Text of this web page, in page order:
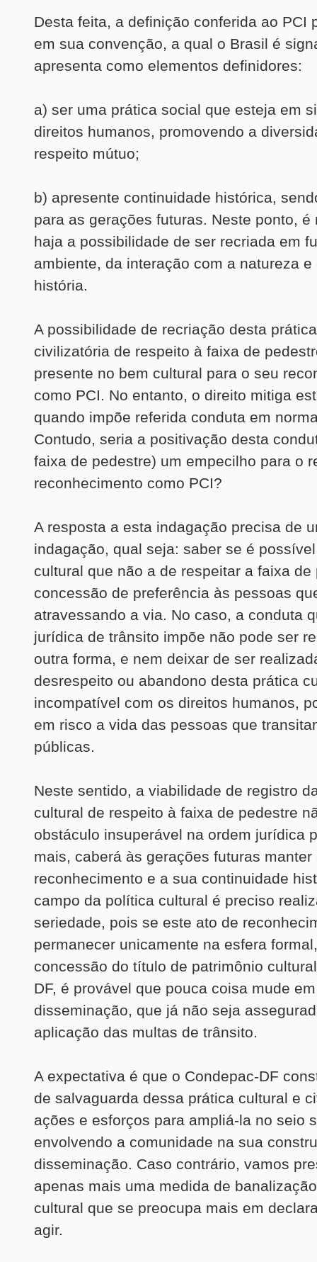
Desta feita, a definição conferida ao PCI
em sua convenção, a qual o Brasil é
apresenta como elementos definidores:
a) ser uma prática social que esteja em
direitos humanos, promovendo a
respeito mútuo;
b) apresente continuidade histórica,
para as gerações futuras. Neste ponto, é
haja a possibilidade de ser recriada em
ambiente, da interação com a natureza e
história.
A possibilidade de recriação desta
civilizatória de respeito à faixa de
presente no bem cultural para o seu
como PCI. No entanto, o direito mitiga
quando impõe referida conduta em
Contudo, seria a positivação desta
faixa de pedestre) um empecilho para o
reconhecimento como PCI?
A resposta a esta indagação precisa de
indagação, qual seja: saber se é
cultural que não a de respeitar a faixa de
concessão de preferência às pessoas
atravessando a via. No caso, a conduta
jurídica de trânsito impõe não pode ser
outra forma, e nem deixar de ser
desrespeito ou abandono desta prática
incompatível com os direitos humanos,
em risco a vida das pessoas que
públicas.
Neste sentido, a viabilidade de registro
cultural de respeito à faixa de pedestre
obstáculo insuperável na ordem jurídica
mais, caberá às gerações futuras manter
reconhecimento e a sua continuidade
campo da política cultural é preciso
seriedade, pois se este ato de
permanecer unicamente na esfera
concessão do título de patrimônio
DF, é provável que pouca coisa mude
disseminação, que já não seja
aplicação das multas de trânsito.
A expectativa é que o Condepac-DF
de salvaguarda dessa prática cultural e
ações e esforços para ampliá-la no seio
envolvendo a comunidade na sua
disseminação. Caso contrário, vamos
apenas mais uma medida de
cultural que se preocupa mais em
agir.